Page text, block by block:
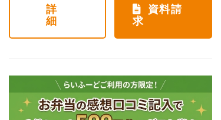
詳
細
資料請
求